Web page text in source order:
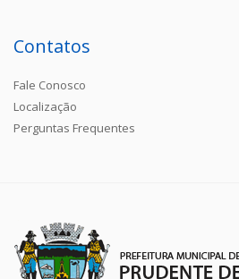
Contatos
Fale Conosco
Localização
Perguntas Frequentes